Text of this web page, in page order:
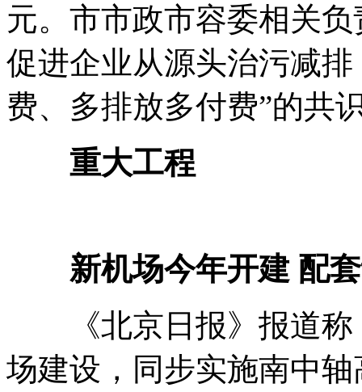
元。市市政市容委相关
促进企业从源头治污减
费、多排放多付费”的共
重大工程
新机场今年开建 配套
《北京日报》报道称
场建设，同步实施南中